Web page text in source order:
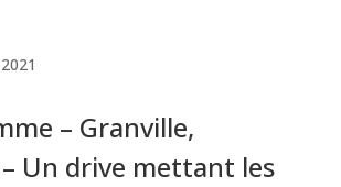
– Granville,
Un drive mettant les